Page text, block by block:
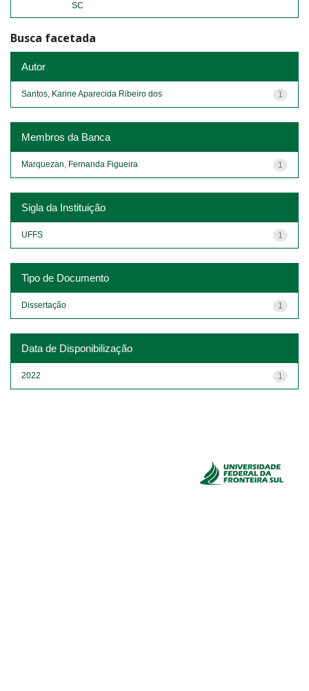
SC
Busca facetada
Autor
1
Santos, Karine Aparecida Ribeiro dos
Membros da Banca
1
Marquezan, Fernanda Figueira
Sigla da Instituição
1
UFFS
Tipo de Documento
1
Dissertação
Data de Disponibilização
1
2022